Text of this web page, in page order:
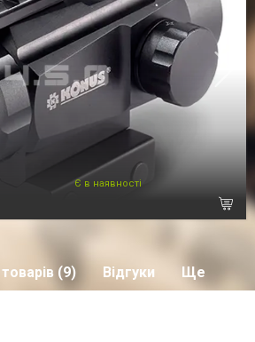
Є в наявності
(9) Відгуки Ще